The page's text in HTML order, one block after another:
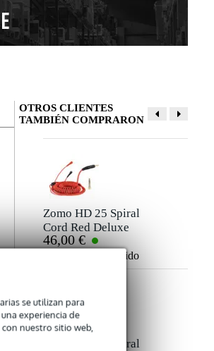
se utilizan para
experiencia de
nuestro sitio web,
Deja tu opinión
Apodo
Clasificación
Aún no hay opiniones sobre este producto.
OTROS CLIENTES
TAMBIÉN COMPRARON
Zomo HD 25 Spiral
Cord Red Deluxe
for Sennheiser HD
46,00 €
Añadir al pedido
Zomo HD 25 Spiral